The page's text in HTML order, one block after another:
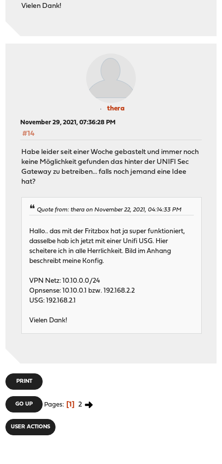
Vielen Dank!
thera
November 29, 2021, 07:36:28 PM
#14
Habe leider seit einer Woche gebastelt und immer noch
keine Möglichkeit gefunden das hinter der UNIFI Sec
Gateway zu betreiben... falls noch jemand eine Idee
hat?
Quote from: thera on November 22, 2021, 04:14:33 PM
Hallo.. das mit der Fritzbox hat ja super funktioniert,
dasselbe hab ich jetzt mit einer Unifi USG. Hier
scheitere ich in alle Herrlichkeit. Bild im Anhang
beschreibt meine Konfig.
VPN Netz: 10.10.0.0/24
Opnsense: 10.10.0.1 bzw. 192.168.2.2
USG: 192.168.2.1
Vielen Dank!
PRINT
GO UP Pages 1 2
USER ACTIONS